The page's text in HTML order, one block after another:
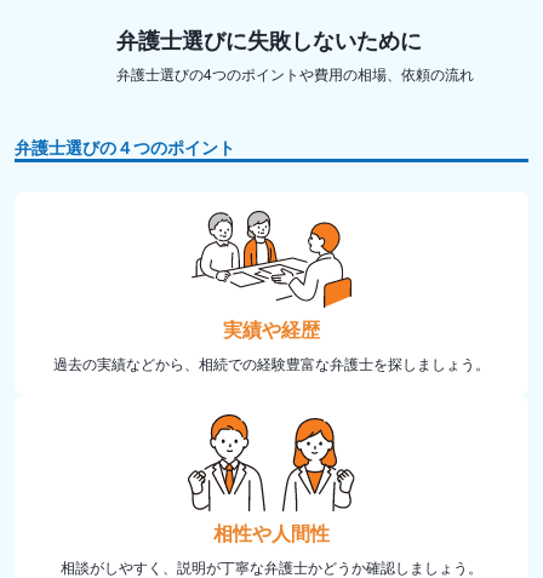
弁護士選びに失敗しないために
弁護士選びの4つのポイントや費用の相場、依頼の流れ
弁護士選びの４つのポイント
実績や経歴
過去の実績などから、相続での経験豊富な弁護士を探しましょう。
相性や人間性
相談がしやすく、説明が丁寧な弁護士かどうか確認しましょう。